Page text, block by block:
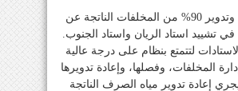
أعيد استخدام وتدوير 90% من المخلفات الناتجة عن
تشييد استاد الريان واستاد الجنوب.
لتتمتع بنظام على درجة عالية
المخلفات، وفصلها، وإعادة تدويرها
إعادة تدوير مياه الصرف الناتجة